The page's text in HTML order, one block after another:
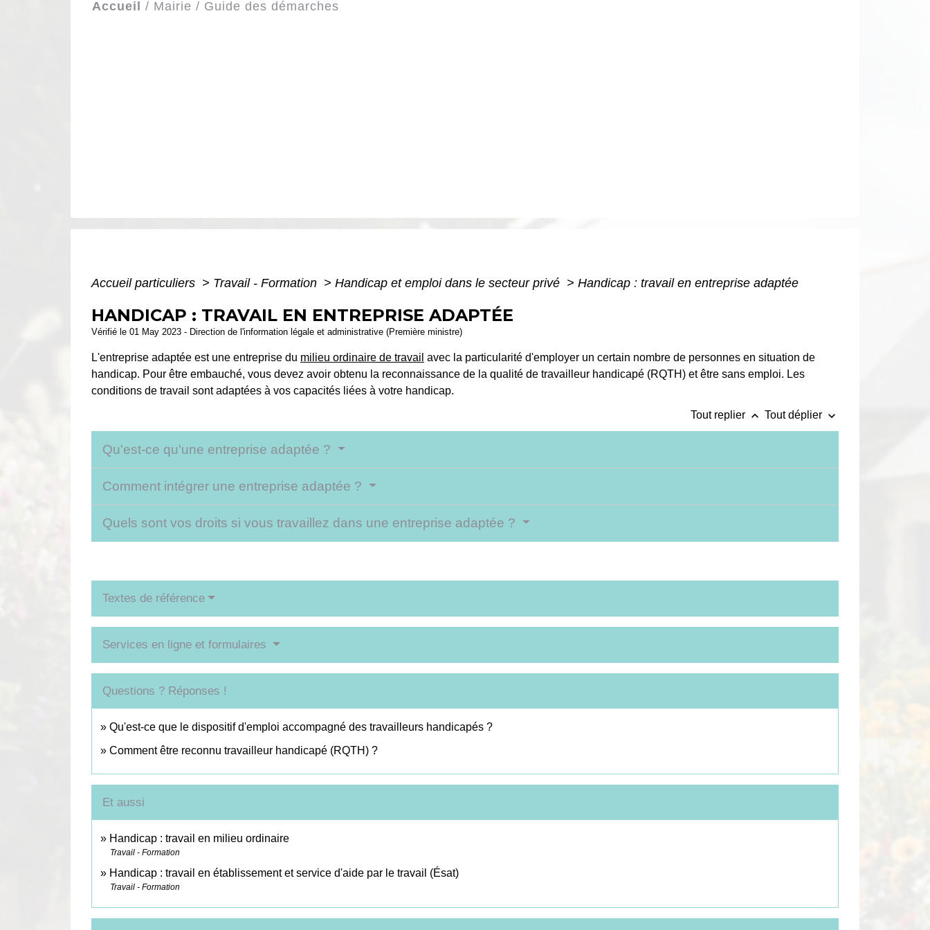
Accueil / Mairie / Guide des démarches
Accueil particuliers > Travail - Formation > Handicap et emploi dans le secteur privé > Handicap : travail en entreprise adaptée
HANDICAP : TRAVAIL EN ENTREPRISE ADAPTÉE
Vérifié le 01 May 2023 - Direction de l'information légale et administrative (Première ministre)
L'entreprise adaptée est une entreprise du milieu ordinaire de travail avec la particularité d'employer un certain nombre de personnes en situation de
handicap. Pour être embauché, vous devez avoir obtenu la reconnaissance de la qualité de travailleur handicapé (RQTH) et être sans emploi. Les
conditions de travail sont adaptées à vos capacités liées à votre handicap.
Tout replier keyboard_arrow_up Tout déplier keyboard_arrow_down
Qu'est-ce qu'une entreprise adaptée ?
Comment intégrer une entreprise adaptée ?
Quels sont vos droits si vous travaillez dans une entreprise adaptée ?
Textes de référence
Services en ligne et formulaires
Questions ? Réponses !
Qu'est-ce que le dispositif d'emploi accompagné des travailleurs handicapés ?
Comment être reconnu travailleur handicapé (RQTH) ?
Et aussi
Handicap : travail en milieu ordinaire
Travail - Formation
Handicap : travail en établissement et service d'aide par le travail (Ésat)
Travail - Formation